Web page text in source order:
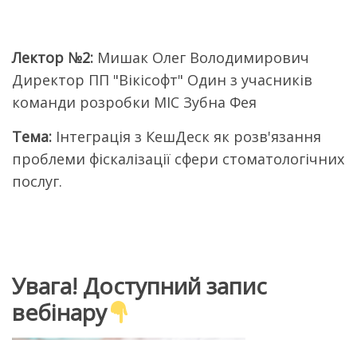
Лектор №2: Мишак Олег Володимирович
Директор ПП "Вікісофт" Один з учасників
команди розробки МІС Зубна Фея
Тема: Інтеграція з КешДеск як розв'язання
проблеми фіскалізації сфери стоматологічних
послуг.
Увага! Доступний запис
вебінару